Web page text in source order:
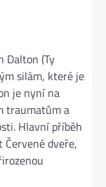
Dalton (Ty
silám, které je
je nyní na
traumatům a
Hlavní příběh
dveře,